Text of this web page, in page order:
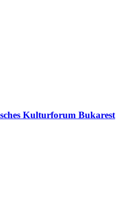
Kulturforum Bukarest